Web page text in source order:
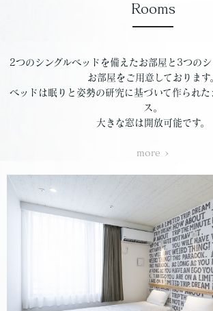
Rooms
2つのシングルベッドを備えたお部屋と3つの
お部屋をご用意しております
ベッドは眠りと姿勢の研究に基づいて作られ
ス。
大きな窓は開放可能です。
more >